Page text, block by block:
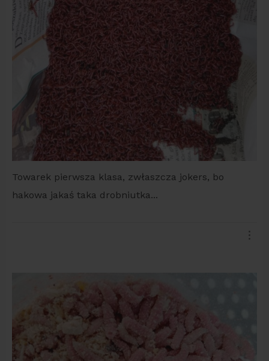
Towarek pierwsza klasa, zwłaszcza jokers, bo
hakowa jakaś taka drobniutka...